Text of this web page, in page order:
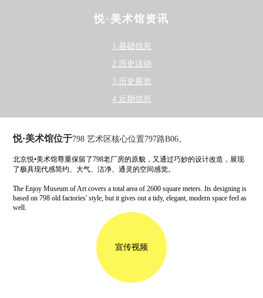
悦·美术馆资讯
1.基础信息
2.历史活动
3.历史展览
4.近期信息
悦·美术馆位于798 艺术区核心位置797路B06。
北京悦•美术馆尊重保留了798老厂房的原貌，又通过巧妙的设计改造，展现
了极具现代感简约、大气、洁净、通灵的空间感觉。
The Enjoy Museum of Art covers a total area of 2600 square meters. Its designing is
based on 798 old factories' style, but it gives out a tidy, elegant, modern space feel as
well.
宣传视频